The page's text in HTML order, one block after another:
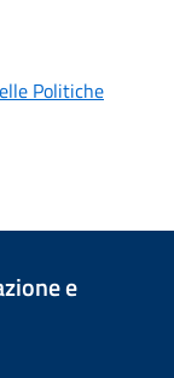
Politiche
e